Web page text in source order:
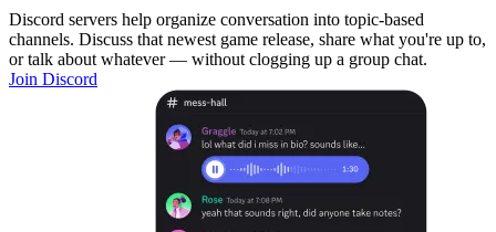
Discord servers help organize conversation into topic-based
channels. Discuss that newest game release, share what you're up to,
or talk about whatever — without clogging up a group chat.
Join Discord